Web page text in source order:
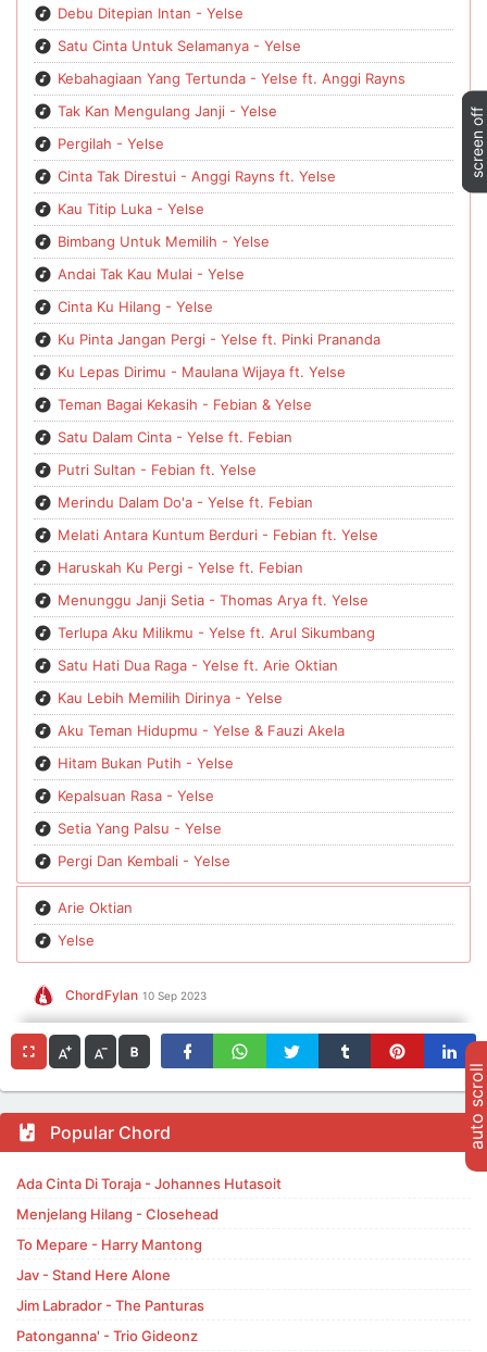
Debu Ditepian Intan - Yelse
Satu Cinta Untuk Selamanya - Yelse
Kebahagiaan Yang Tertunda - Yelse ft. Anggi Rayns
Tak Kan Mengulang Janji - Yelse
Pergilah - Yelse
Cinta Tak Direstui - Anggi Rayns ft. Yelse
Kau Titip Luka - Yelse
Bimbang Untuk Memilih - Yelse
Andai Tak Kau Mulai - Yelse
Cinta Ku Hilang - Yelse
Ku Pinta Jangan Pergi - Yelse ft. Pinki Prananda
Ku Lepas Dirimu - Maulana Wijaya ft. Yelse
Teman Bagai Kekasih - Febian & Yelse
Satu Dalam Cinta - Yelse ft. Febian
Putri Sultan - Febian ft. Yelse
Merindu Dalam Do'a - Yelse ft. Febian
Melati Antara Kuntum Berduri - Febian ft. Yelse
Haruskah Ku Pergi - Yelse ft. Febian
Menunggu Janji Setia - Thomas Arya ft. Yelse
Terlupa Aku Milikmu - Yelse ft. Arul Sikumbang
Satu Hati Dua Raga - Yelse ft. Arie Oktian
Kau Lebih Memilih Dirinya - Yelse
Aku Teman Hidupmu - Yelse & Fauzi Akela
Hitam Bukan Putih - Yelse
Kepalsuan Rasa - Yelse
Setia Yang Palsu - Yelse
Pergi Dan Kembali - Yelse
Arie Oktian
Yelse
ChordFylan 10 Sep 2023
Popular Chord
Ada Cinta Di Toraja - Johannes Hutasoit
Menjelang Hilang - Closehead
To Mepare - Harry Mantong
Jav - Stand Here Alone
Jim Labrador - The Panturas
Patonganna' - Trio Gideonz
auto scroll